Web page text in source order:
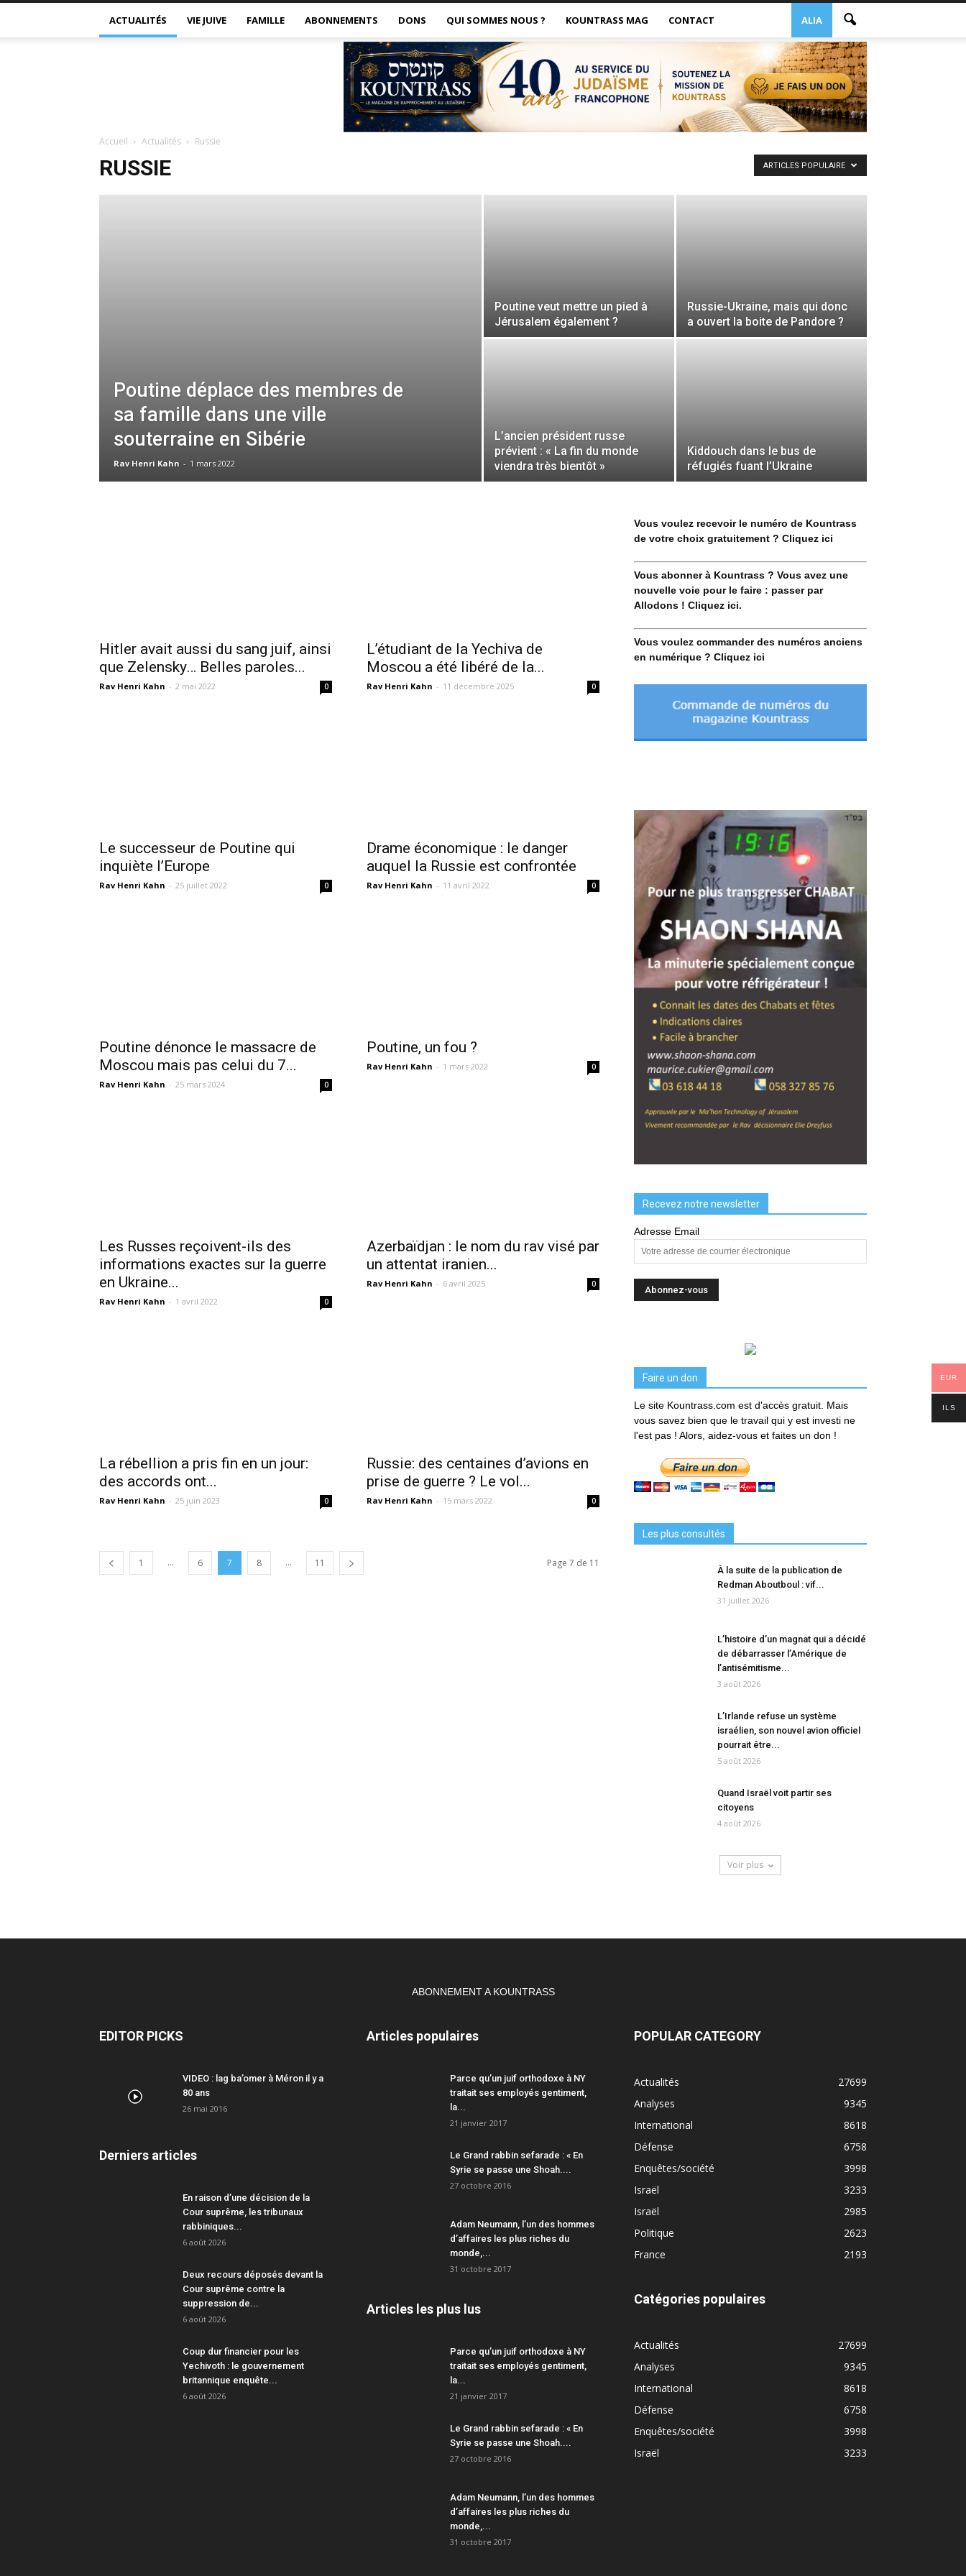
ACTUALITÉS VIE JUIVE FAMILLE ABONNEMENTS DONS ALIA
QUI SOMMES NOUS ? KOUNTRASS MAG CONTACT
Accueil Actualités Russie
RUSSIE ARTICLES POPULAIRE
Poutine déplace des membres de
sa famille dans une ville
souterraine en Sibérie
Rav Henri Kahn - 1 mars 2022
Poutine veut mettre un pied à
Jérusalem également ?
Russie-Ukraine, mais qui donc
a ouvert la boite de Pandore ?
L’ancien président russe
prévient : « La fin du monde
viendra très bientôt »
Kiddouch dans le bus de
réfugiés fuant l’Ukraine
Hitler avait aussi du sang juif, ainsi
que Zelensky… Belles paroles...
Rav Henri Kahn - 2 mai 2022 0
L’étudiant de la Yechiva de
Moscou a été libéré de la...
Rav Henri Kahn - 11 décembre 2025 0
Le successeur de Poutine qui
inquiète l’Europe
Rav Henri Kahn - 25 juillet 2022 0
Drame économique : le danger
auquel la Russie est confrontée
Rav Henri Kahn - 11 avril 2022 0
Poutine dénonce le massacre de
Moscou mais pas celui du 7...
Rav Henri Kahn - 25 mars 2024 0
Poutine, un fou ?
Rav Henri Kahn - 1 mars 2022 0
Les Russes reçoivent-ils des
informations exactes sur la guerre
en Ukraine...
Rav Henri Kahn - 1 avril 2022 0
Azerbaïdjan : le nom du rav visé par
un attentat iranien...
Rav Henri Kahn - 6 avril 2025 0
La rébellion a pris fin en un jour:
des accords ont...
Rav Henri Kahn - 25 juin 2023 0
Russie: des centaines d’avions en
prise de guerre ? Le vol...
Rav Henri Kahn - 15 mars 2022 0
1 ... 6 7 8 ... 11 Page 7 de 11
Vous voulez recevoir le numéro de Kountrass
de votre choix gratuitement ? Cliquez ici
Vous abonner à Kountrass ? Vous avez une
nouvelle voie pour le faire : passer par
Allodons ! Cliquez ici.
Vous voulez commander des numéros anciens
en numérique ? Cliquez ici
Recevez notre newsletter
Adresse Email
Faire un don
Le site Kountrass.com est d'accès gratuit. Mais
vous savez bien que le travail qui y est investi ne
l'est pas ! Alors, aidez-vous et faites un don !
Les plus consultés
À la suite de la publication de
Redman Aboutboul : vif...
31 juillet 2026
L’histoire d’un magnat qui a décidé
de débarrasser l’Amérique de
l’antisémitisme...
3 août 2026
L’Irlande refuse un système
israélien, son nouvel avion officiel
pourrait être...
5 août 2026
Quand Israël voit partir ses
citoyens
4 août 2026
Voir plus
ABONNEMENT A KOUNTRASS
EDITOR PICKS
VIDEO : lag ba’omer à Méron il y a
80 ans
26 mai 2016
Derniers articles
En raison d’une décision de la
Cour suprême, les tribunaux
rabbiniques...
6 août 2026
Deux recours déposés devant la
Cour suprême contre la
suppression de...
6 août 2026
Coup dur financier pour les
Yechivoth : le gouvernement
britannique enquête...
6 août 2026
Articles populaires
Parce qu’un juif orthodoxe à NY
traitait ses employés gentiment,
la...
21 janvier 2017
Le Grand rabbin sefarade : « En
Syrie se passe une Shoah....
27 octobre 2016
Adam Neumann, l’un des hommes
d’affaires les plus riches du
monde,...
31 octobre 2017
Articles les plus lus
Parce qu’un juif orthodoxe à NY
traitait ses employés gentiment,
la...
21 janvier 2017
Le Grand rabbin sefarade : « En
Syrie se passe une Shoah....
27 octobre 2016
Adam Neumann, l’un des hommes
d’affaires les plus riches du
monde,...
31 octobre 2017
POPULAR CATEGORY
Actualités
27699
Analyses
9345
International
8618
Défense
6758
Enquêtes/société
3998
Israël
3233
Israël
2985
Politique
2623
France
2193
Catégories populaires
Actualités
27699
Analyses
9345
International
8618
Défense
6758
Enquêtes/société
3998
Israël
3233
EUR
ILS